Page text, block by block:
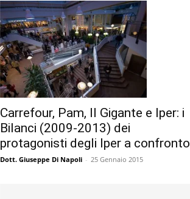
Carrefour, Pam, Il Gigante e Iper: i
Bilanci (2009-2013) dei
protagonisti degli Iper a confronto
Dott. Giuseppe Di Napoli - 25 Gennaio 2015